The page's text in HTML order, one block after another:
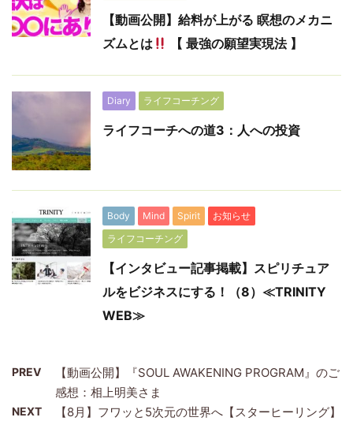
【動画公開】給料が上がる 瞑想のメカニ
ズムとは
【 最強の願望実現法 】
Diary ライフコーチング
ライフコーチへの道3：人への投資
Body Mind Spirit
お知らせ
ライフコーチング
【インタビュー記事掲載】スピリチュア
ルをビジネスにする！（8）≪TRINITY
WEB≫
PREV
【動画公開】『SOUL AWAKENING PROGRAM』のご
感想：相上明美さま
NEXT
【8月】フワッと5次元の世界へ【スターヒーリング】